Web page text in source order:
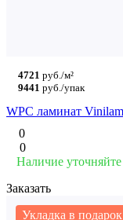
4721 руб./м²
9441 руб./упак
WPC ламинат
0
0
Наличие уточняйте
Заказать
Укладка в подарок